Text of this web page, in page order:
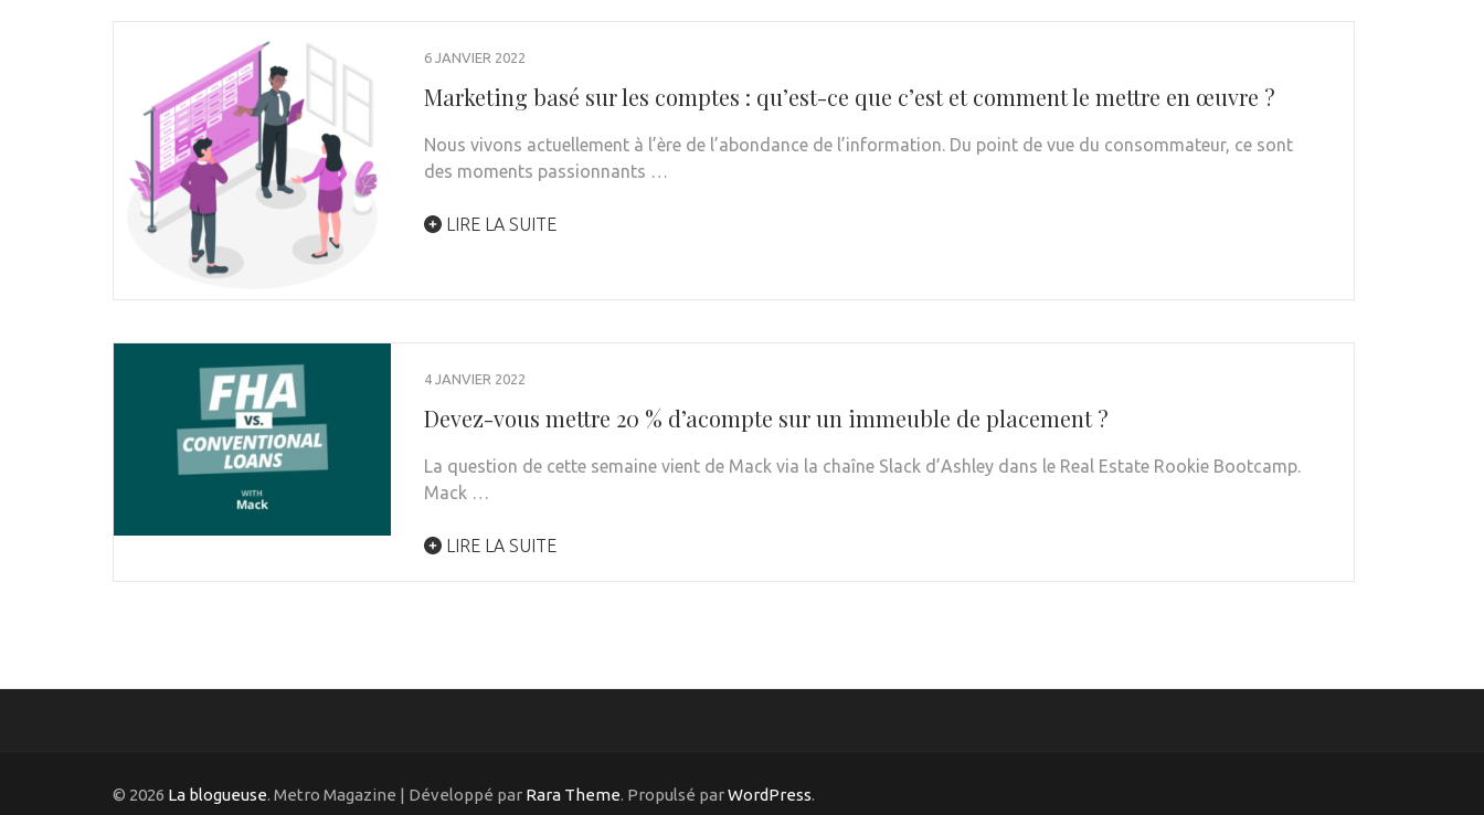
6 JANVIER 2022
Marketing basé sur les comptes : qu’est-ce que c’est et comment le mettre en œuvre ?
Nous vivons actuellement à l’ère de l’abondance de l’information. Du point de vue du consommateur, ce sont
des moments passionnants …
LIRE LA SUITE
4 JANVIER 2022
Devez-vous mettre 20 % d’acompte sur un immeuble de placement ?
La question de cette semaine vient de Mack via la chaîne Slack d’Ashley dans le Real Estate Rookie Bootcamp.
Mack …
LIRE LA SUITE
© 2026 La blogueuse. Metro Magazine | Développé par Rara Theme. Propulsé parWordPress.